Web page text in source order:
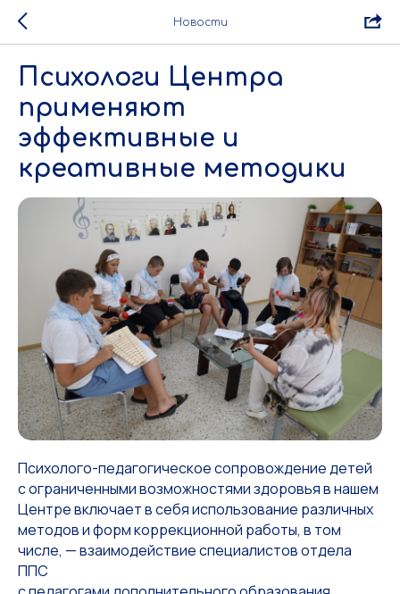
Новости
Психологи Центра
применяют
эффективные и
креативные методики
Психолого-педагогическое сопровождение детей
с ограниченными возможностями здоровья в нашем
Центре включает в себя использование различных
методов и форм коррекционной работы, в том
числе, — взаимодействие специалистов отдела
ППС